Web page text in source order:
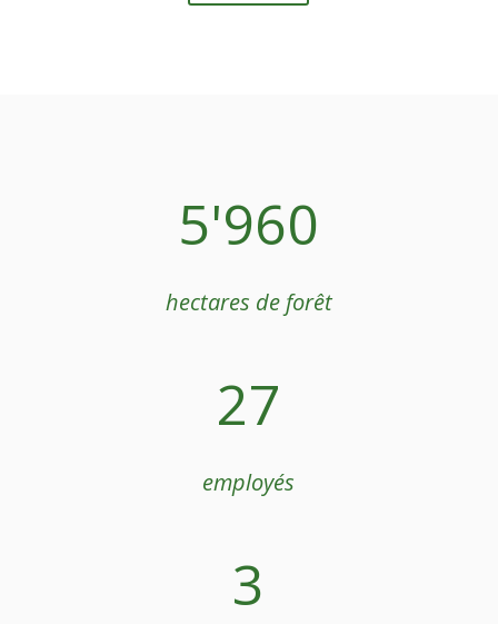
5'960
hectares de forêt
27
employés
3